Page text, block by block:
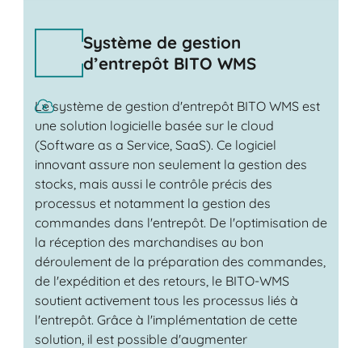
Système de gestion
d’entrepôt BITO WMS
Le système de gestion d'entrepôt BITO WMS est
une solution logicielle basée sur le cloud
(Software as a Service, SaaS). Ce logiciel
innovant assure non seulement la gestion des
stocks, mais aussi le contrôle précis des
processus et notamment la gestion des
commandes dans l'entrepôt. De l'optimisation de
la réception des marchandises au bon
déroulement de la préparation des commandes,
de l'expédition et des retours, le BITO-WMS
soutient activement tous les processus liés à
l'entrepôt. Grâce à l'implémentation de cette
solution, il est possible d'augmenter